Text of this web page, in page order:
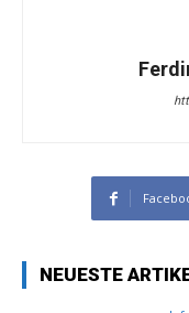
NEUESTE